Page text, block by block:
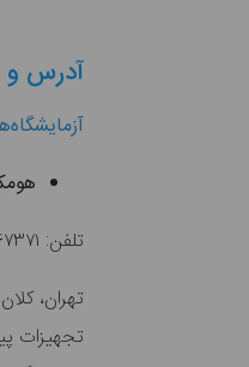
آدرس و
تلفن: ۰۲۱۶۷۳۷۱
تهران،
تجهیزات